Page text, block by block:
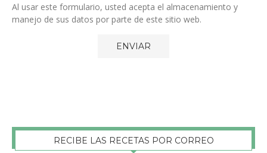
Al usar este formulario, usted acepta el almacenamiento y
manejo de sus datos por parte de este sitio web.
RECIBE LAS RECETAS POR CORREO